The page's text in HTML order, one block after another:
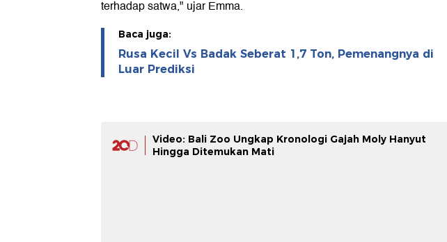
terhadap satwa," ujar Emma.
Baca juga:
Rusa Kecil Vs Badak Seberat 1,7 Ton, Pemenangnya di
Luar Prediksi
Video: Bali Zoo Ungkap Kronologi Gajah Moly Hanyut
Hingga Ditemukan Mati